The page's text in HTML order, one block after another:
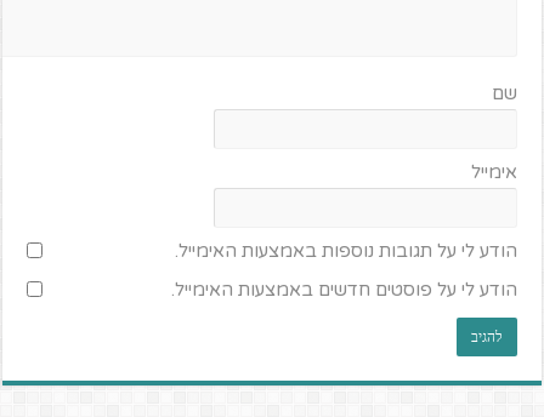
שם
אימייל
הודע לי על תגובות נוספות באמצעות האימייל.
הודע לי על פוסטים חדשים באמצעות האימייל.